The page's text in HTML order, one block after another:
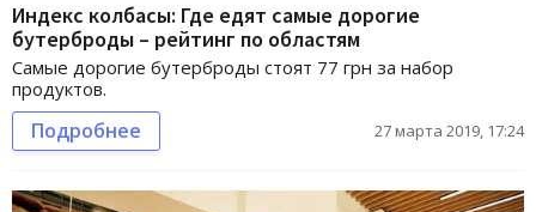
Индекс колбасы: Где едят самые дорогие
бутерброды – рейтинг по областям
Самые дорогие бутерброды стоят 77 грн за набор
продуктов.
Подробнее 27 марта 2019, 17:24